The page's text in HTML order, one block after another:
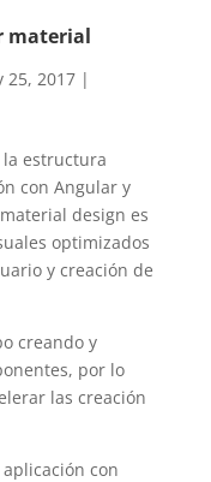
material
25, 2017|
la estructura
con Angular y
design es
optimizados
y creación de
creando y
por lo
las creación
con